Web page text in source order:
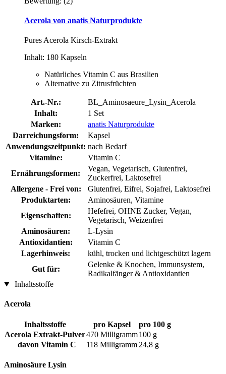
Acerola von anatis Naturprodukte
Pures Acerola Kirsch-Extrakt
Inhalt: 180 Kapseln
Natürliches Vitamin C aus Brasilien
Alternative zu Zitrusfrüchten
Art.-Nr.:
BL_Aminosaeure_Lysin_Acerola
Inhalt:
1 Set
Marken:
anatis Naturprodukte
Darreichungsform:
Kapsel
Anwendungszeitpunkt: nach Bedarf
Vitamine:
Vitamin C
Ernährungsformen:
Vegan, Vegetarisch, Glutenfrei,
Zuckerfrei, Laktosefrei
Allergene - Frei von:
Glutenfrei, Eifrei, Sojafrei, Laktosefrei
Produktarten:
Aminosäuren, Vitamine
Eigenschaften:
Hefefrei, OHNE Zucker, Vegan,
Vegetarisch, Weizenfrei
Aminosäuren:
L-Lysin
Antioxidantien:
Vitamin C
Lagerhinweis:
kühl, trocken und lichtgeschützt lagern
Gut für:
Gelenke & Knochen, Immunsystem,
Radikalfänger & Antioxidantien
Inhaltsstoffe
Acerola
Inhaltsstoffe pro Kapsel
pro 100 g
Acerola Extrakt-Pulver470 Milligramm100 g
davon Vitamin C
118 Milligramm 24,8 g
Aminosäure Lysin